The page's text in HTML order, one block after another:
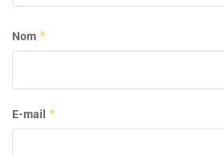
Nom *
E-mail *